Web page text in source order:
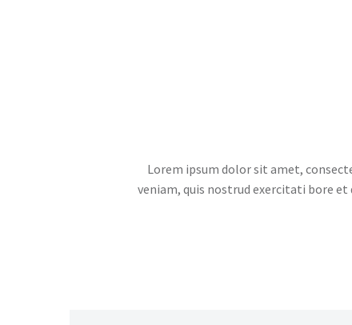
Lorem ipsum dolor sit amet,
veniam, quis nostrud exercitati bore